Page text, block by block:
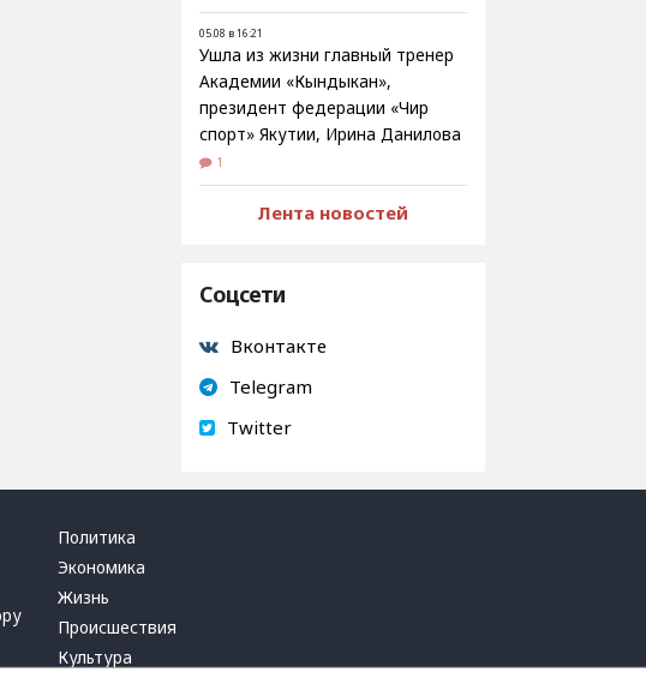
05.08 в 16:21
Ушла из жизни главный тренер
Академии «Кындыкан»,
президент федерации «Чир
спорт» Якутии, Ирина Данилова
1
Лента новостей
Соцсети
Вконтакте
Telegram
Twitter
Политика
Экономика
Жизнь
Происшествия
Культура